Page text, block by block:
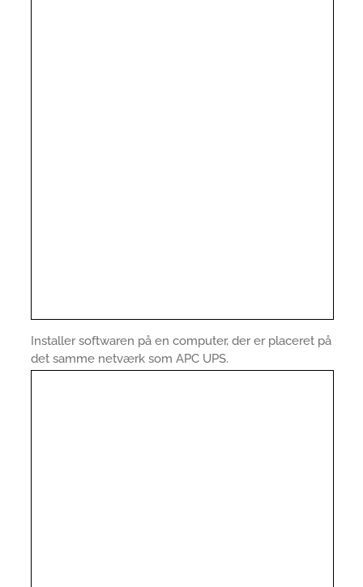
Installer softwaren på en computer, der er placeret på
det samme netværk som APC UPS.